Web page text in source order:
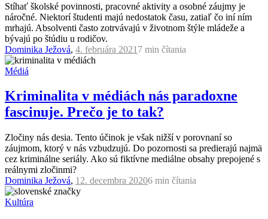
Stíhať školské povinnosti, pracovné aktivity a osobné záujmy je
náročné. Niektorí študenti majú nedostatok času, zatiaľ čo iní ním
mrhajú. Absolventi často zotrvávajú v životnom štýle mládeže a
bývajú po štúdiu u rodičov.
Dominika Ježová, 4. februára 2021 7 min čítania
Médiá
Kriminalita v médiách nás paradoxne
fascinuje. Prečo je to tak?
Zločiny nás desia. Tento účinok je však nižší v porovnaní so
záujmom, ktorý v nás vzbudzujú. Do pozornosti sa predierajú najmä
cez kriminálne seriály. Ako sú fiktívne mediálne obsahy prepojené s
reálnymi zločinmi?
Dominika Ježová, 12. decembra 20206 min čítania
Kultúra